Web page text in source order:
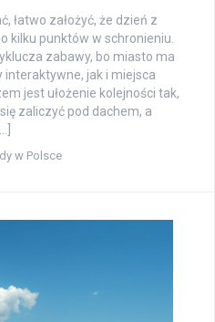
łatwo założyć, że dzień z
kilku punktów w schronieniu.
zabawy, bo miasto ma
jak i miejsca
jest ułożenie kolejności tak,
zaliczyć pod dachem, a
w Polsce